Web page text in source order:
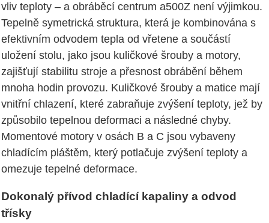
vliv teploty – a obráběcí centrum a500Z není výjimkou.
Tepelně symetrická struktura, která je kombinována s
efektivním odvodem tepla od vřetene a součástí
uložení stolu, jako jsou kuličkové šrouby a motory,
zajišťují stabilitu stroje a přesnost obrábění během
mnoha hodin provozu. Kuličkové šrouby a matice mají
vnitřní chlazení, které zabraňuje zvýšení teploty, jež by
způsobilo tepelnou deformaci a následné chyby.
Momentové motory v osách B a C jsou vybaveny
chladícím pláštěm, který potlačuje zvýšení teploty a
omezuje tepelné deformace.
Dokonalý přívod chladící kapaliny a odvod
třísky